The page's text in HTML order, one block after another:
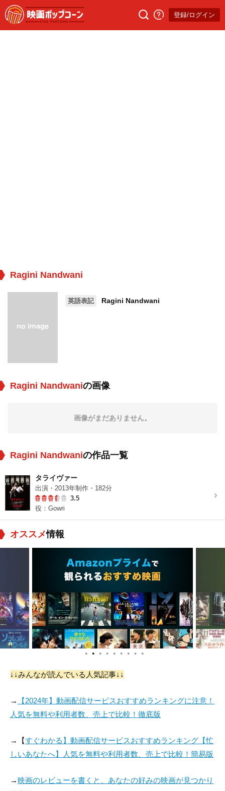
登録/ログイン
Ragini Nandwani
英語表記 Ragini Nandwani
Ragini Nandwaniの画像
画像がまだありません。
Ragini Nandwaniの作品一覧
タライヴァー
出演・2013年制作・182分
3.5
役：Gowri
オススメ情報
● ● ● ● ● ● ● ● ●
↓↓みんなが読んでいる人気記事↓↓
→
【2024年】動画配信サービスおすすめランキングに注意！
人気を無料や利用者数、売上で比較！徹底版
→【すぐわかる】動画配信サービスおすすめランキング【忙
しいあなたへ】人気を無料や利用者数、売上で比較！簡易版
→映画のレビューを書くと、あなたの好みの映画が見つかり